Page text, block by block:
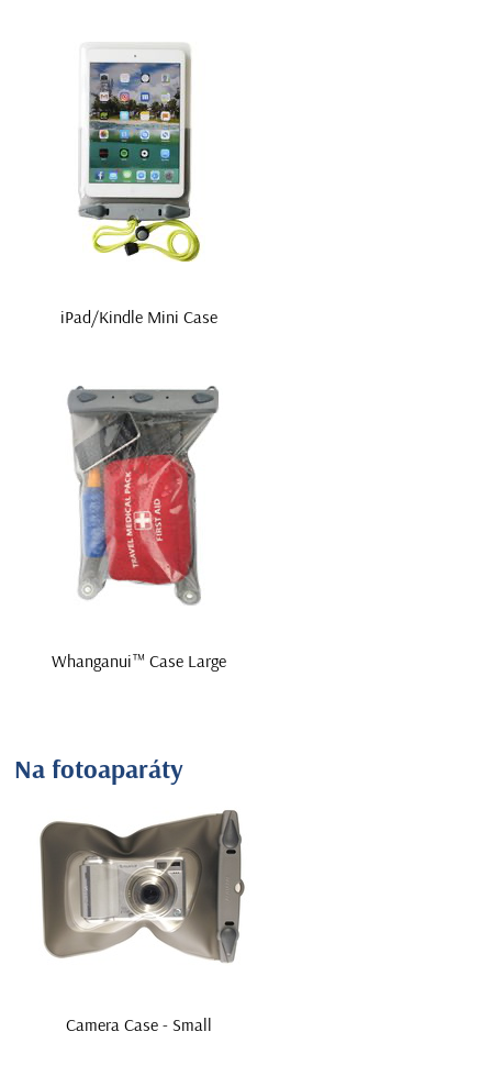
iPad/Kindle Mini Case
Whanganui™ Case Large
Na fotoaparáty
Camera Case - Small